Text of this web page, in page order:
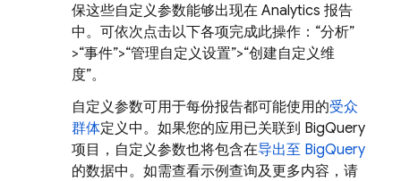
保这些自定义参数能够出现在 Analytics 报告
中。可依次点击以下各项完成此操作： “分析”
>“事件”>“管理自定义设置”>“创建自定义维
度”。
自定义参数可用于每份报告都可能使用的受众
群体定义中。如果您的应用已关联到 BigQuery
项目，自定义参数也将包含在导出至 BigQuery
的数据中。如需查看示例查询及更多内容，请